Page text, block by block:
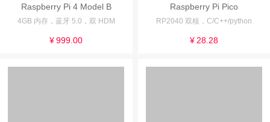
Raspberry Pi 4 Model B
4GB 内存，蓝牙 5.0，双 HDM
¥ 999.00
Raspberry Pi Pico
RP2040 双核，C/C++/python
¥ 28.28